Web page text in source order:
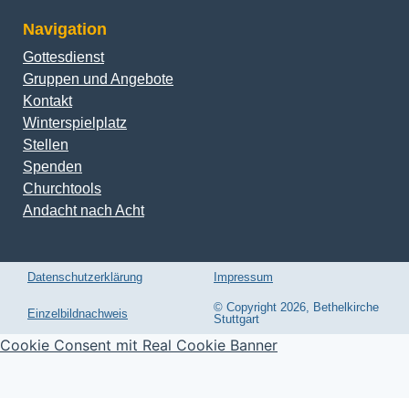
Navigation
Gottesdienst
Gruppen und Angebote
Kontakt
Winterspielplatz
Stellen
Spenden
Churchtools
Andacht nach Acht
Datenschutzerklärung Impressum
Einzelbildnachweis
© Copyright 2026, Bethelkirche
Stuttgart
Cookie Consent mit Real Cookie Banner